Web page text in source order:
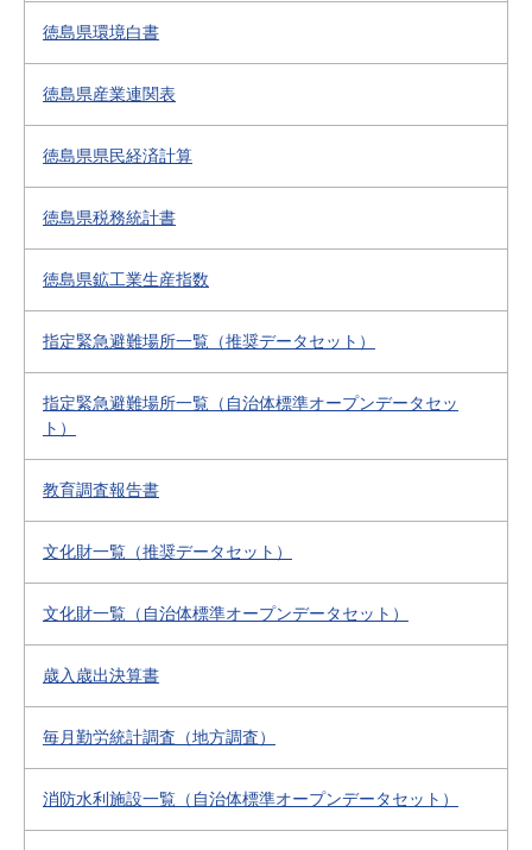
徳島県環境白書
徳島県産業連関表
徳島県県民経済計算
徳島県税務統計書
徳島県鉱工業生産指数
指定緊急避難場所一覧（推奨データセット）
指定緊急避難場所一覧（自治体標準オープンデータセッ
ト）
教育調査報告書
文化財一覧（推奨データセット）
文化財一覧（自治体標準オープンデータセット）
歳入歳出決算書
毎月勤労統計調査（地方調査）
消防水利施設一覧（自治体標準オープンデータセット）